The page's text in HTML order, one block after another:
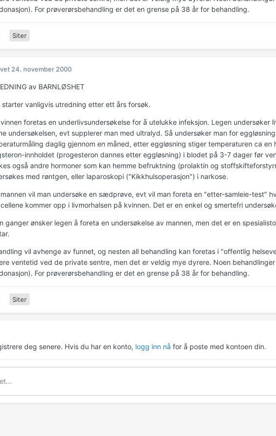
For prøverørsbehandling er det en grense på 38 år for behandling.
Siter
24. november 2000
av BARNLØSHET
starter vanligvis utredning etter ett års forsøk.
foretas en underlivsundersøkelse for å utelukke infeksjon. Legen undersøker
undersøkelsen, evt supplerer man med ultralyd. Så undersøker man for
daglig gjennom en måned, etter eggløsning stiger temperaturen ca en
innholdet (progesteron dannes etter eggløsning) i blodet på 3-7 dager før
også andre hormoner som kan hemme befruktning (prolaktin og
med røntgen, eller laparoskopi ("Kikkhulsoperasjon") i narkose.
mannen vil man undersøke en sædprøve, evt vil man foreta en "etter-samleie-test"
kommer opp i livmorhalsen på kvinnen. Det er en enkel og smertefri
ganger ønsker legen å foreta en undersøkelse av mannen, men det er en
vil avhenge av funnet, og nesten all behandling kan foretas i "offentlig
ventetid ved de private sentre, men det er veldig mye dyrere. Noen
For prøverørsbehandling er det en grense på 38 år for behandling.
Siter
deg senere. Hvis du har en konto, logg inn nå for å poste med kontoen din.